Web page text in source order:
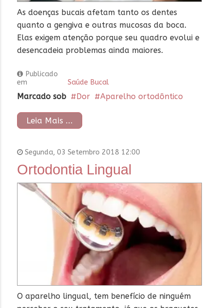
As doenças bucais afetam tanto os dentes
quanto a gengiva e outras mucosas da boca.
Elas exigem atenção porque seu quadro evolui e
desencadeia problemas ainda maiores.
Publicado
em
Saúde Bucal
Marcado sob Dor Aparelho ortodôntico
Leia Mais ...
Segunda, 03 Setembro 2018 12:00
Ortodontia Lingual
O aparelho lingual, tem benefício de ninguém